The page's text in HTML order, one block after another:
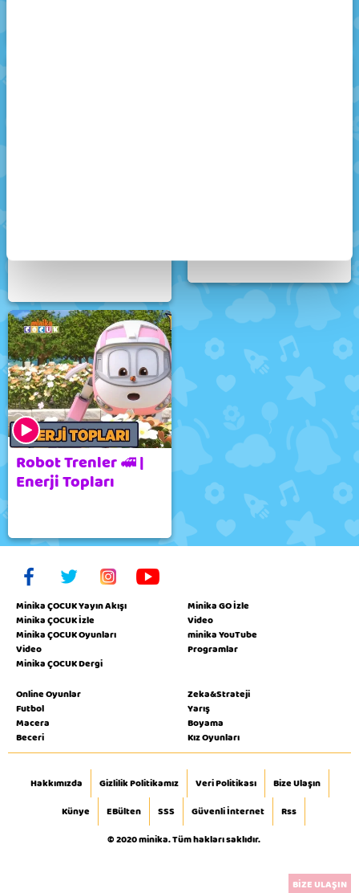
Robot Trenler 🚅 |
Enerji Topları​
Minika ÇOCUK Yayın Akışı
Minika ÇOCUK İzle
Minika ÇOCUK Oyunları
Video
Minika ÇOCUK Dergi
Minika GO İzle
Video
minika YouTube
Programlar
Online Oyunlar
Futbol
Macera
Beceri
Zeka&Strateji
Yarış
Boyama
Kız Oyunları
Hakkımızda Gizlilik Politikamız Veri Politikası
Bize Ulaşın
Künye
EBülten SSS Güvenli İnternet
Rss
© 2020 minika. Tüm hakları saklıdır.
BİZE ULAŞIN